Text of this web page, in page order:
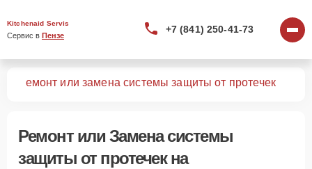
Kitchenaid Servis
Сервис в Пензе
+7 (841) 250-41-73
Ремонт или замена системы защиты от протечек
Ремонт или Замена системы
защиты от протечекна